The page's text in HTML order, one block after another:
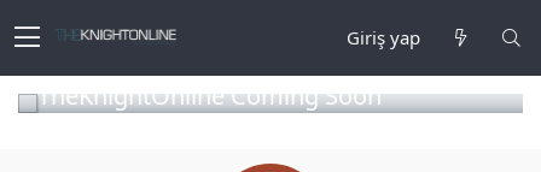
Giriş yap
TheKnightOnline Coming Soon